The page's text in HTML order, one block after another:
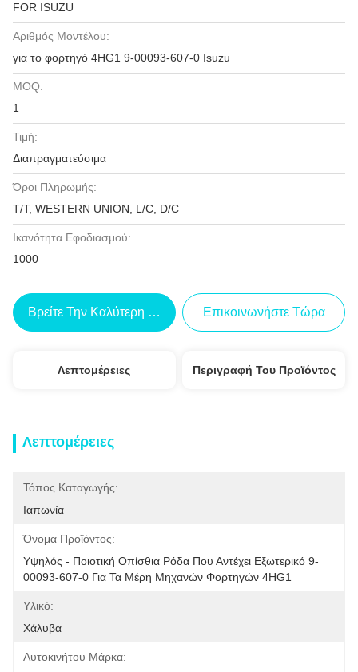
FOR ISUZU
Αριθμός Μοντέλου:
για το φορτηγό 4HG1 9-00093-607-0 Isuzu
MOQ:
1
Τιμή:
Διαπραγματεύσιμα
Όροι Πληρωμής:
T/T, WESTERN UNION, L/C, D/C
Ικανότητα Εφοδιασμού:
1000
Βρείτε Την Καλύτερη Τιμή Επικοινωνήστε Τώρα
Λεπτομέρειες Περιγραφή Του Προϊόντος
Λεπτομέρειες
Τόπος Καταγωγής:
Ιαπωνία
Όνομα Προϊόντος:
Υψηλός - Ποιοτική Οπίσθια Ρόδα Που Αντέχει Εξωτερικό 9-
00093-607-0 Για Τα Μέρη Μηχανών Φορτηγών 4HG1
Υλικό:
Χάλυβα
Αυτοκινήτου Μάρκα: